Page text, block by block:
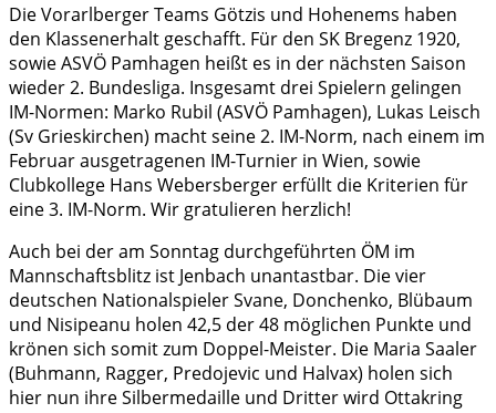
Die Vorarlberger Teams Götzis und Hohenems haben
den Klassenerhalt geschafft. Für den SK Bregenz 1920,
sowie ASVÖ Pamhagen heißt es in der nächsten Saison
wieder 2. Bundesliga. Insgesamt drei Spielern gelingen
IM-Normen: Marko Rubil (ASVÖ Pamhagen), Lukas Leisch
(Sv Grieskirchen) macht seine 2. IM-Norm, nach einem im
Februar ausgetragenen IM-Turnier in Wien, sowie
Clubkollege Hans Webersberger erfüllt die Kriterien für
eine 3. IM-Norm. Wir gratulieren herzlich!
Auch bei der am Sonntag durchgeführten ÖM im
Mannschaftsblitz ist Jenbach unantastbar. Die vier
deutschen Nationalspieler Svane, Donchenko, Blübaum
und Nisipeanu holen 42,5 der 48 möglichen Punkte und
krönen sich somit zum Doppel-Meister. Die Maria Saaler
(Buhmann, Ragger, Predojevic und Halvax) holen sich
hier nun ihre Silbermedaille und Dritter wird Ottakring